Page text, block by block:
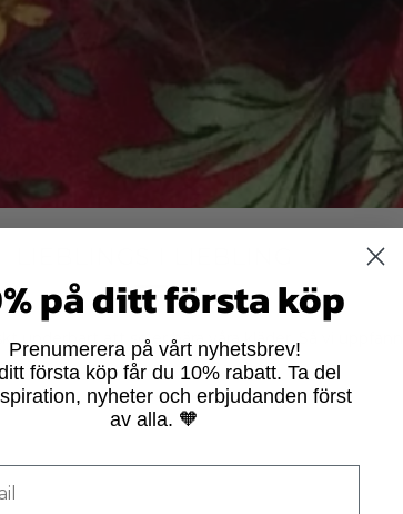
underbart att se er bära våra kläder. Så vi
på ditt första köp
Prenumerera på vårt nyhetsbrev!
första köp får du 10% rabatt. Ta del
nyheter och erbjudanden först
av alla. 🧡